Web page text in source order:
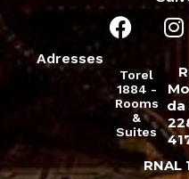
Adresses
Torel
1884 -
Rooms
&
Suites
da
RNAL